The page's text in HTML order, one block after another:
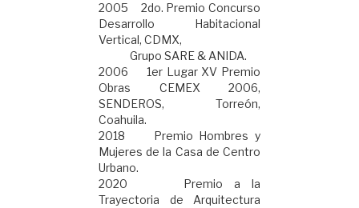
2005 2do. Premio Concurso
Desarrollo Habitacional
Vertical, CDMX,
Grupo SARE & ANIDA.
2006 1er Lugar XV Premio
Obras CEMEX 2006,
SENDEROS, Torreón,
Coahuila.
2018 Premio Hombres y
Mujeres de la Casa de Centro
Urbano.
2020 Premio a la
Trayectoria de Arquitectura